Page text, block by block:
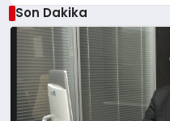
Son Dakika